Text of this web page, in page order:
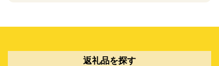
返礼品を探す